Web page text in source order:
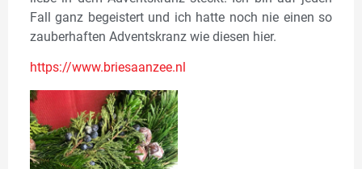
Fall ganz begeistert und ich hatte noch nie einen so
zauberhaften Adventskranz wie diesen hier.
https://www.briesaanzee.nl